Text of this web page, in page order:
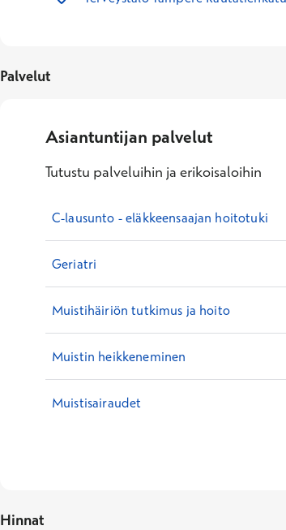
Palvelut
Asiantuntijan palvelut
Tutustu palveluihin ja erikoisaloihin
C-lausunto - eläkkeensaajan hoitotuki
Geriatri
Muistihäiriön tutkimus ja hoito
Muistin heikkeneminen
Muistisairaudet
Hinnat